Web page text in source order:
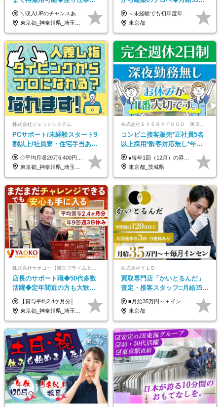
心◆東証プライム上場G◆応
募者全員面接◆賞与年2回
＼収入UPのチャンスあり◎昇給も可能です！／ ◆正社員 月給(地域による）＋グレード手当、深夜手当、残業代（全額支給）等の各種手当＋賞与年2回 ＜東京都／神奈川県（横浜市）＞ 月給21万4000円～27万円 ＜埼玉県／千葉県＞ 月給19万90000円～25万1000円 ＜栃木県／茨城県／山梨県＞ 月給18万4000円～23万6000円 【試用期間】 正社員：3ヵ月 アルバイト：なし ※試用期間と本採用後の給与・待遇に差異はありません ※グレード手当、深夜手当の詳細額は面接にてご案内させていただきます ※正社員は60歳定年のため、60代の方は嘱託社員での採用です。給与条件は嘱託給与となり、退職金と賞与がありません ＼正社員は「グレード認定制」という評価あり！制度勤続年数等に応じて入社時から手当を支給／ ◆グレードI：＋2000円（入社時～） ◆グレードII：＋5000円（在籍1年以上＆当社基準に当てはまる方） ◆グレードIII：＋1万円（社内試験の合格者） ◆アルバイト・パート 東京都:時給1226円 神奈川県:時給1225円 千葉県：時給1140円 埼玉県:時給1141円 栃木県:1068円 茨城県:1074円 山梨県:1052円
東京都_神奈川県_埼玉県_千葉県_茨城県_栃木県_山梨県
円～＋賞与年2回◆官公庁・
UR直取引◆残業月10h
＜未経験でも初年度年収490万円～＞ ◆月給35万円～65万円＋賞与年2回（7月・12月） 【なぜ未経験に35万円を払えるのか】 UR都市機構様・日本郵政様・官公庁との直取引で中間マージンがなく、修繕・緊急対応だけで年4,000～5,000件。仕事が途切れない基盤があるため、調査を担う人材に相応の給与を支払えます。 【昇給について】 年齢や社歴ではなく、成長と貢献に応じて昇給する仕組みです。1回の昇給で年収100万円UPした社員もいます。 ※経験・スキルに応じて加給・優遇いたします ※試用期間3ヶ月（その間の給与・待遇に差異はありません） ※上記月給には、固定残業代（月45時間分／8.8万円～16.5万円）を含みます。超過分は別途全額支給します ※実際の残業は月平均10時間程度です。固定残業代は残業の有無にかかわらず全額支給します 【固定残業代について】 固定残業45時間分（88,000円～165,000円）を含む ※超過分は別途全額支給
東京都
株式会社ジェットシステム
PCサポート/未経験スタート9
割以上/社員寮・住宅手当あり/
正社員デビューOK/20代～30
代活躍中/全国募集
◇平均月収29万6,400円(各種手当含む) ◇住宅手当⇒最大家賃の半額支給 ◇賞与年2回支給 ■月給22万5,000円以上＋地域手当＋時間外手当＋住宅手当＋家族手当 ※経験やスキルに応じて給与を決定します ※試用期間2ヶ月あり（期間内は時給1,060円以上となります） └地域により上がる可能性があり／例：東京都時給1,370円 └その他待遇に差異なし ＜モデル月収例＞ 1年目：296,400円 3年目：320,000円 【固定残業代について】 なし（残業代は、実際の労働時間に応じて別途全額支給）
東京都_神奈川県_埼玉県_千葉県_大阪府_愛知県_北海道_青森県_岩手県_宮城県_秋田県_山形県_福島県_茨城県_群馬県_新潟県_山梨県_長野県_富山県_石川県_静岡県_岐阜県_三重県_兵庫県_京都府_滋賀県_奈良県_和歌山県_広島県_岡山県_鳥取県_島根県_山口県_徳島県_香川県_愛媛県_高知県_福岡県_熊本県_佐賀県_長崎県_大分県_宮崎県_沖縄県
コンビニ接客販売*正社員5名
以上採用*酔客対応無し*年休
120日～*創業59年の安定基盤*
コンビニ経験者優遇
●毎年1回（12月）の昇給で給与にしっかり反映！ ●賞与年2回あり（6月・12月） 月給26万円＋賞与年2回＋交通費全額支給 役職の有無にかかわらず、日々の頑張りは正当に評価します！ リーダー・店長昇格後は等級に合わせて給与UP＋役職手当があるので、 納得感を持って働くことができます◎ ※経験・スキルを考慮の上、決定します ※上記金額には固定残業代（21時間分・3万7300円以上）を含みます。超過分は別途全額支給します ※試用期間3ヶ月間あり（期間中の給与・待遇に差異はありません）
東京都_茨城県
店長のサポート職◆50代多数
活躍◆定年間近の方も大歓
迎！◆出勤はお昼から◆平均
賞与2.4ヶ月分◆残業少なめ
【賞与平均2.4ケ月分│決算賞与も20年以上連続で支給中！】 ＜月収例＞ 月収29万円（地域限定正社員／残業代・各種手当含む） 月収26万円（契約社員／残業代・各種手当含む） ◆月給：月給258,400円～361,500円＋残業代＋各種手当 ※給与は前職での経験、スキルを考慮し、決定します ※残業代は全額支給します ※契約社員としてご入社いただく方は、賞与額に差異あり。詳細は面接でお話しします ※試用期間3ヶ月あり。条件に変更はありません ※契約社員の場合：契約期間12カ月（更新あり） ※60歳未満でご入社いただいた方も、60歳になったタイミングで雇用形態は契約社員に切り替えとなります。
東京都_神奈川県_埼玉県_千葉県_茨城県_栃木県_群馬県
株式会社ＹＬＤ
買取専⾨店「かいとるんだ」
査定・接客スタッフ□⽉給35万
円以上＋毎⽉インセン□年休
120日以上□土日休み
■月給35万円～＋インセンティブ＋各種手当 ※固定残業代（月45時間分87,600円～）を含む。超過した場合は別途残業代を支給いたします ※経験・年齢などを考慮の上、決定します ※試用期間3ヶ月あり（待遇に変動なし）
東京都